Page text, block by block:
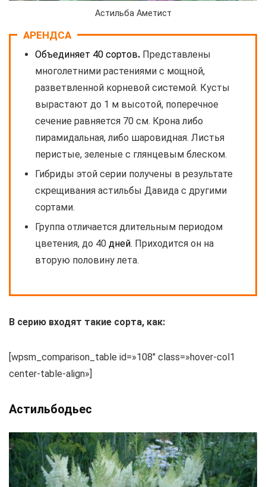
Астильба Аметист
АРЕНДСА
Объединяет 40 сортов. Представлены
многолетними растениями с мощной,
разветвленной корневой системой. Кусты
вырастают до 1 м высотой, поперечное
сечение равняется 70 см. Крона либо
пирамидальная, либо шаровидная. Листья
перистые, зеленые с глянцевым блеском.
Гибриды этой серии получены в результате
скрещивания астильбы Давида с другими
сортами.
Группа отличается длительным периодом
цветения, до 40 дней. Приходится он на
вторую половину лета.
В серию входят такие сорта, как:
[wpsm_comparison_table id=»108″ class=»hover-col1
center-table-align»]
Астильбодьес